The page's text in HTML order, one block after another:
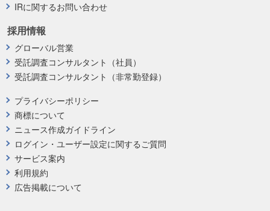
プライバシーポリシー
商標について
ニュース作成ガイドライン
ログイン・ユーザー設定に関するご質問
サービス案内
利用規約
広告掲載について
採用情報
グローバル営業
受託調査コンサルタント（社員）
受託調査コンサルタント（非常勤登録）
IRに関するお問い合わせ